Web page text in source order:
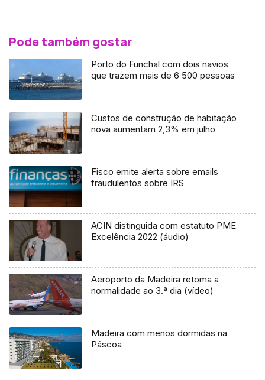
Pode também gostar
Porto do Funchal com dois navios
que trazem mais de 6 500 pessoas
Custos de construção de habitação
nova aumentam 2,3% em julho
Fisco emite alerta sobre emails
fraudulentos sobre IRS
ACIN distinguida com estatuto PME
Excelência 2022 (áudio)
Aeroporto da Madeira retoma a
normalidade ao 3.ª dia (vídeo)
Madeira com menos dormidas na
Páscoa